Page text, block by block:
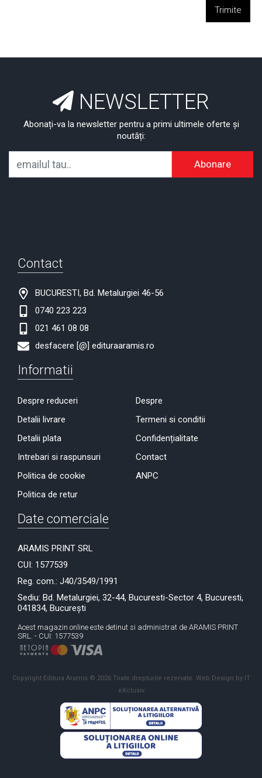
Trimite
NEWSLETTER
Abonați-va la newsletter pentru a primi ultimele oferte și
noutăți:
Abonare
Contact
BUCURESTI, Bd. Metalurgiei 46-56
0740 223 223
021 461 08 08
desfacere [@] edituraaramis.ro
Informatii
Despre reduceri
Detalii livrare
Detalii plata
Intrebari si raspunsuri
Politica de cookie
Politica de retur
Despre
Termeni si conditii
Confidențialitate
Contact
ANPC
Date comerciale
ARAMIS PRINT SRL
CUI: 1577539
Reg. com.: J40/3549/1991
Sediu: Bd. Metalurgiei, 32-44, Bucuresti-Sector 4, Bucuresti,
041834, București
Acest magazin online este detinut si administrat de ARAMIS PRINT
SRL. - CUI: 1577539
Copyright Editura Aramis © 2026 Toate drepturile rezervate. Web Design by IT
eXclusiv